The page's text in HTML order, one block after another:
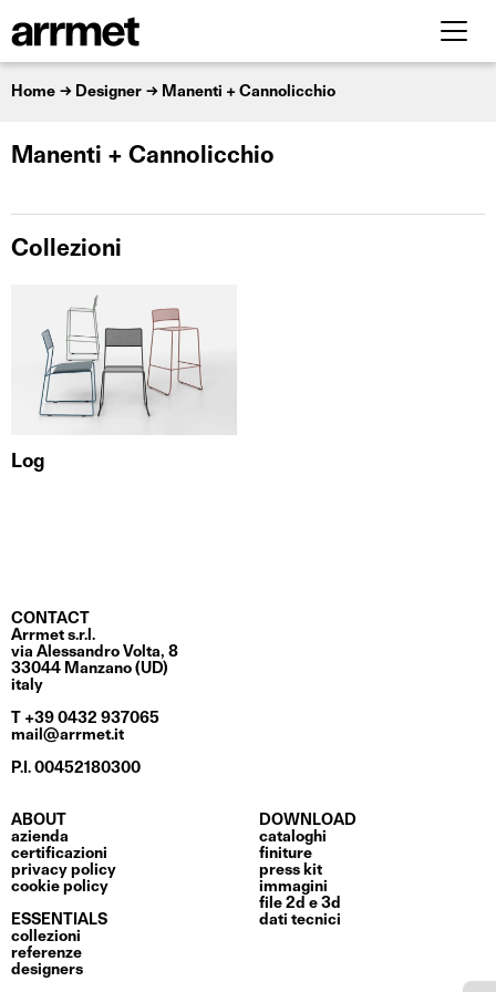
Home Designer Manenti + Cannolicchio
Manenti + Cannolicchio
Collezioni
Log
CONTACT
Arrmet s.r.l.
via Alessandro Volta, 8
33044 Manzano (UD)
italy
T +39 0432 937065
mail@arrmet.it
P.I. 00452180300
ABOUT
azienda
certificazioni
privacy policy
cookie policy
ESSENTIALS
collezioni
referenze
designers
DOWNLOAD
cataloghi
finiture
press kit
immagini
file 2d e 3d
dati tecnici